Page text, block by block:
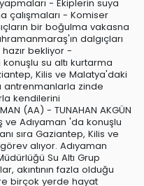
- Ekiplerin suya
çalışmaları - Komiser
bir boğulma vakasna
dalgıçları
bekliyor -
su altı kurtarma
Kilis ve Malatya'daki
antrenmanlarla zinde
kendilerini
(AA) - TUNAHAN AKGÜN
ve Adıyaman 'da konuşlu
sıra Gaziantep, Kilis ve
alıyor. Adıyaman
Su Altı Grup
akıntının fazla olduğu
birçok yerde hayat